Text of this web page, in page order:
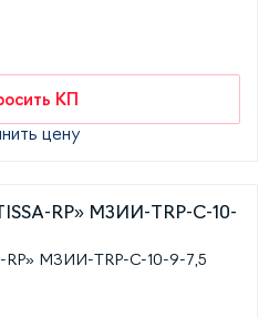
КП
цену
RP» МЗИИ-TRP-С-10-9-7,5